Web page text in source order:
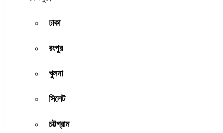
ঢাকা
রংপুর
খুলনা
সিলেট
চট্টগ্রাম